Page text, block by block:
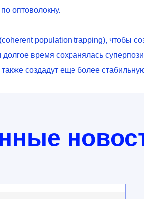
оптоволокну.
population trapping), чтобы
долгое время сохранялась
создадут еще более